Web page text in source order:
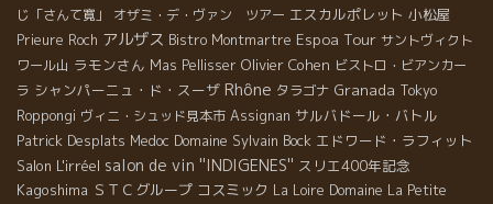
じ「さんて寛」
オザミ・デ・ヴァン ツアー エスカルポレット 小松屋
Prieure Roch アルザス Bistro Montmartre Espoa Tour サントヴィクト
ワール山 ラモンさん Mas Pellisser Olivier Cohen ビストロ・ビアンカー
ラ シャンパーニュ・ド・スーザ Rhône タラゴナ Granada Tokyo
Roppongi ヴィニ・シュッド見本市 Assignan サルバドール・バトル
Patrick Desplats Medoc Domaine Sylvain Bock エドワード・ラフィット
Salon L'irréel salon de vin ''INDIGENES'' スリエ400年記念
Kagoshima ＳＴＣグループ コスミック La Loire Domaine La Petite